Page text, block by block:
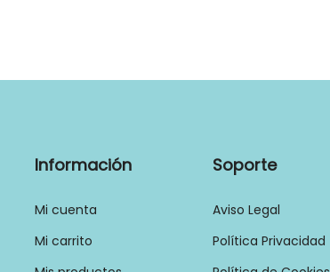
Información
Mi cuenta
Mi carrito
Soporte
Aviso Legal
Política Privacidad